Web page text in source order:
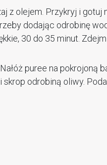
z olejem. Przykryj i gotuj
dodając odrobinę
30 do 35 minut.
puree na pokrojoną
odrobiną oliwy.